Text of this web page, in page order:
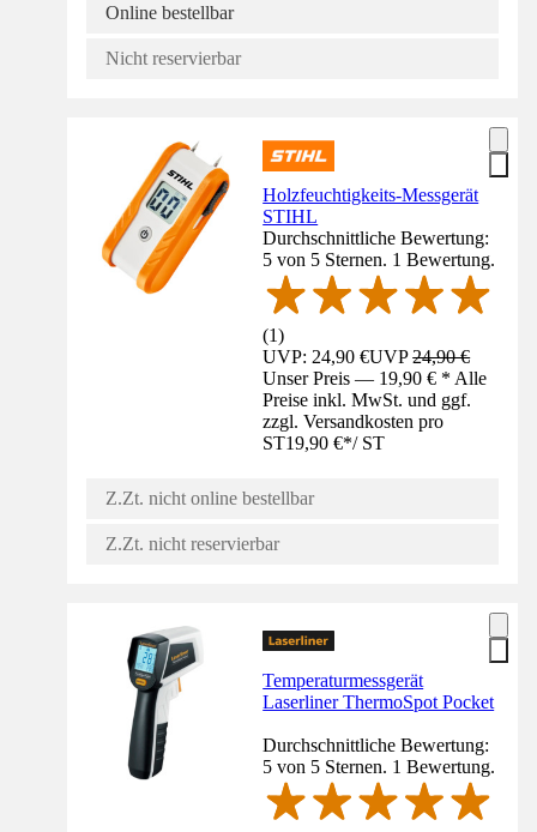
Online bestellbar
Nicht reservierbar
Holzfeuchtigkeits-Messgerät
STIHL
Durchschnittliche Bewertung:
5 von 5 Sternen. 1 Bewertung.
(1)
UVP: 24,90 €UVP24,90 €
Unser Preis — 19,90 € * Alle
Preise inkl. MwSt. und ggf.
zzgl. Versandkosten pro
ST19,90 €*/ ST
Z.Zt. nicht online bestellbar
Z.Zt. nicht reservierbar
Temperaturmessgerät
Laserliner ThermoSpot Pocket
Durchschnittliche Bewertung:
5 von 5 Sternen. 1 Bewertung.